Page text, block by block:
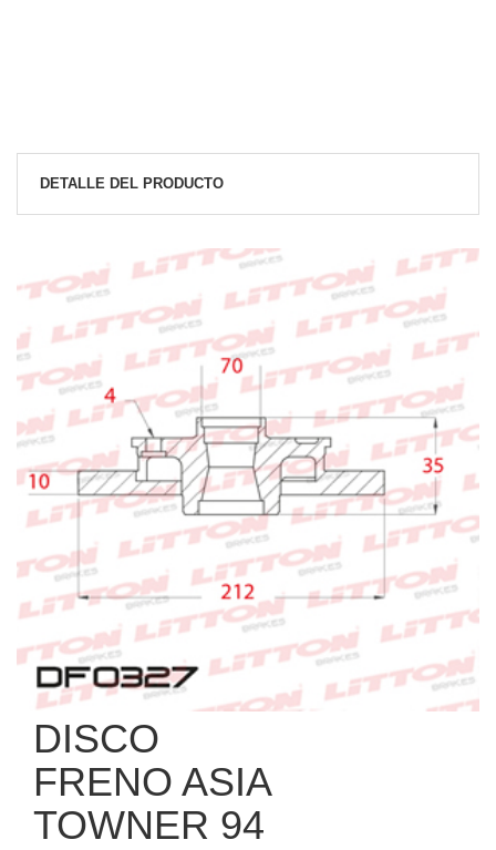
DETALLE DEL PRODUCTO
DISCO
FRENO ASIA
TOWNER 94